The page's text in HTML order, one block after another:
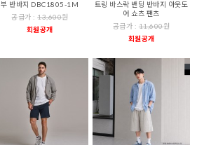
부 반바지 DBC1805-1M
공급가 :13,600원
회원공개
트링 바스락 밴딩 반바지 아웃도
어 쇼츠 팬츠
공급가 : 11,600원
회원공개